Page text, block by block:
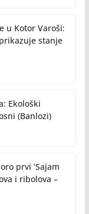
u Kotor Varoši:
stanje
Ekološki
(Banlozi)
prvi ‘Sajam
i ribolova –